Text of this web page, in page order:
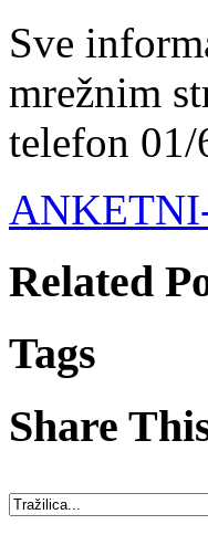
Sve
mrežnim
telefon 01/
Related
Tags
Share